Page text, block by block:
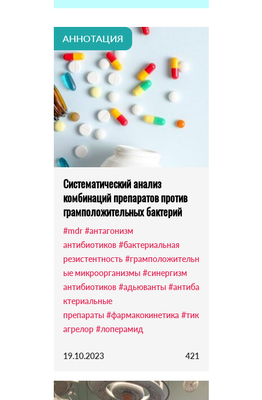
АННОТАЦИЯ
Систематический анализ
комбинаций препаратов против
грамположительных бактерий
#mdr #антагонизм
антибиотиков #бактериальная
резистентность #грамположительн
ые микроорганизмы #синергизм
антибиотиков #адьюванты #антиба
ктериальные
препараты #фармакокинетика #тик
агрелор #лоперамид
19.10.2023 421